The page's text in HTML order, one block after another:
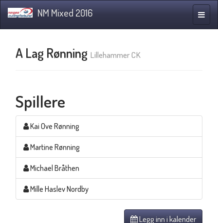
NM Mixed 2016
A Lag Rønning Lillehammer CK
Spillere
Kai Ove Rønning
Martine Rønning
Michael Bråthen
Mille Haslev Nordby
Legg inn i kalender